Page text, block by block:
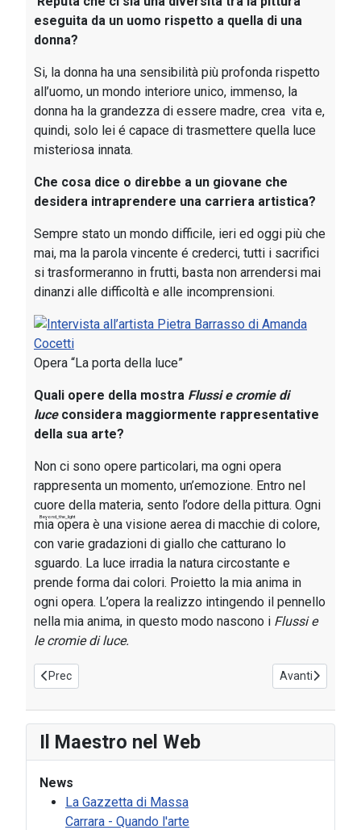
Beyond_the_light
Il Maestro nel Web
News
La Gazzetta di Massa
Carrara - Quando l'arte
eseguita da un uomo rispetto a quella di una
donna?
Si, la donna ha una sensibilità più profonda rispetto
all’uomo, un mondo interiore unico, immenso, la
donna ha la grandezza di essere madre, crea vita e,
quindi, solo lei é capace di trasmettere quella luce
misteriosa innata.
Che cosa dice o direbbe a un giovane che
desidera intraprendere una carriera artistica?
Sempre stato un mondo difficile, ieri ed oggi più che
mai, ma la parola vincente é crederci, tutti i sacrifici
si trasformeranno in frutti, basta non arrendersi mai
dinanzi alle difficoltà e alle incomprensioni.
Opera “La porta della luce”
Quali opere della mostra Flussi e cromie di
luceconsidera maggiormente rappresentative
della sua arte?
Non ci sono opere particolari, ma ogni opera
rappresenta un momento, un’emozione. Entro nel
cuore della materia, sento l’odore della pittura. Ogni
mia opera è una visione aerea di macchie di colore,
con varie gradazioni di giallo che catturano lo
sguardo. La luce irradia la natura circostante e
prende forma dai colori. Proietto la mia anima in
ogni opera. L’opera la realizzo intingendo il pennello
nella mia anima, in questo modo nascono i Flussi e
le cromie di luce.
Articolo precedente: Intervista all’artista Pietra Barrasso di
Prec Articolo
Avanti